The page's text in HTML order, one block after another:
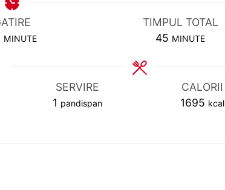
MINUTES
MINUTE
TIMPUL TOTAL
45 MINUTES
MINUTE
SERVIRE
1 pandispan
CALORII
1695 kcal